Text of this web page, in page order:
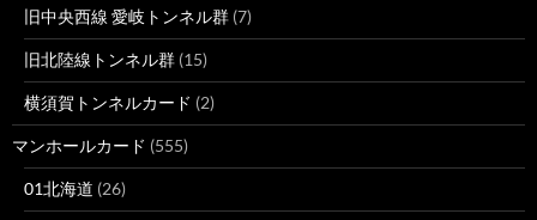
旧中央西線 愛岐トンネル群 (7)
旧北陸線トンネル群 (15)
横須賀トンネルカード (2)
マンホールカード (555)
01北海道 (26)